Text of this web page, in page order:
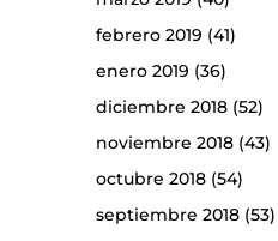
febrero 2019 (41)
enero 2019 (36)
diciembre 2018(52)
noviembre 2018(43)
octubre 2018(54)
septiembre 2018(53)